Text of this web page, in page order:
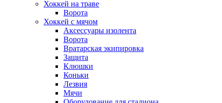
Хоккей на траве
Ворота
Хоккей с мячом
Аксессуары изолента
Ворота
Вратарская экипировка
Защита
Клюшки
Коньки
Лезвия
Мячи